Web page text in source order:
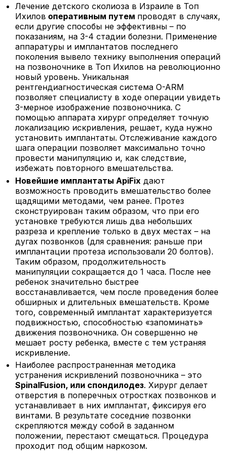
Лечение детского сколиоза в Израиле в Топ
Ихилов оперативным путем проводят в случаях,
если другие способы не эффективны – по
показаниям, на 3-4 стадии болезни. Применение
аппаратуры и имплантатов последнего
поколения вывело технику выполнения операций
на позвоночнике в Топ Ихилов на революционно
новый уровень. Уникальная
рентгендиагностическая система O-ARM
позволяет специалисту в ходе операции увидеть
3-мерное изображение позвоночника. С
помощью аппарата хирург определяет точную
локализацию искривления, решает, куда нужно
установить имплантаты. Отслеживание каждого
шага операции позволяет максимально точно
провести манипуляцию и, как следствие,
избежать повторного вмешательства.
Новейшие имплантаты ApiFix дают
возможность проводить вмешательство более
щадящими методами, чем ранее. Протез
сконструирован таким образом, что при его
установке требуются лишь два небольших
разреза и крепление только в двух местах – на
дугах позвонков (для сравнения: раньше при
имплантации протеза использовали 20 болтов).
Таким образом, продолжительность
манипуляции сокращается до 1 часа. После нее
ребенок значительно быстрее
восстанавливается, чем после проведения более
обширных и длительных вмешательств. Кроме
того, современный имплантат характеризуется
подвижностью, способностью «запоминать»
движения позвоночника. Он совершенно не
мешает росту ребенка, вместе с тем устраняя
искривление.
Наиболее распространенная методика
устранения искривлений позвоночника – это
SpinalFusion, или спондилодез. Хирург делает
отверстия в поперечных отростках позвонков и
устанавливает в них имплантат, фиксируя его
винтами. В результате соседние позвонки
скрепляются между собой в заданном
положении, перестают смещаться. Процедура
проходит под общим наркозом.